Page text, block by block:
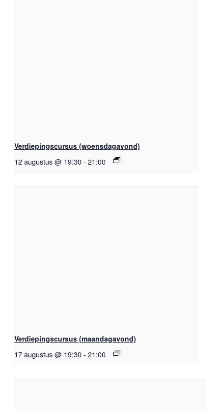
Verdiepingscursus (woensdagavond)
12 augustus @ 19:30- 21:00
Verdiepingscursus (maandagavond)
17 augustus @ 19:30- 21:00